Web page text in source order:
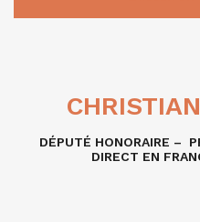
DÉPUTÉ HONORAIRE –
DIRECT EN